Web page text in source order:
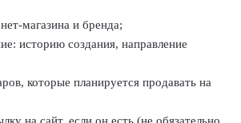
магазина и бренда;
историю создания, направление
которые планируется продавать на